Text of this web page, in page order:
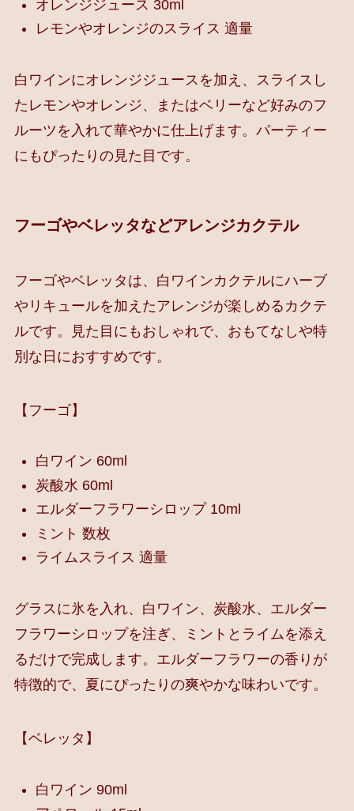
オレンジジュース 30ml
レモンやオレンジのスライス 適量
白ワインにオレンジジュースを加え、スライスし
たレモンやオレンジ、またはベリーなど好みのフ
ルーツを入れて華やかに仕上げます。パーティー
にもぴったりの見た目です。
フーゴやベレッタなどアレンジカクテル
フーゴやベレッタは、白ワインカクテルにハーブ
やリキュールを加えたアレンジが楽しめるカクテ
ルです。見た目にもおしゃれで、おもてなしや特
別な日におすすめです。
【フーゴ】
白ワイン 60ml
炭酸水 60ml
エルダーフラワーシロップ 10ml
ミント 数枚
ライムスライス 適量
グラスに氷を入れ、白ワイン、炭酸水、エルダー
フラワーシロップを注ぎ、ミントとライムを添え
るだけで完成します。エルダーフラワーの香りが
特徴的で、夏にぴったりの爽やかな味わいです。
【ベレッタ】
白ワイン 90ml